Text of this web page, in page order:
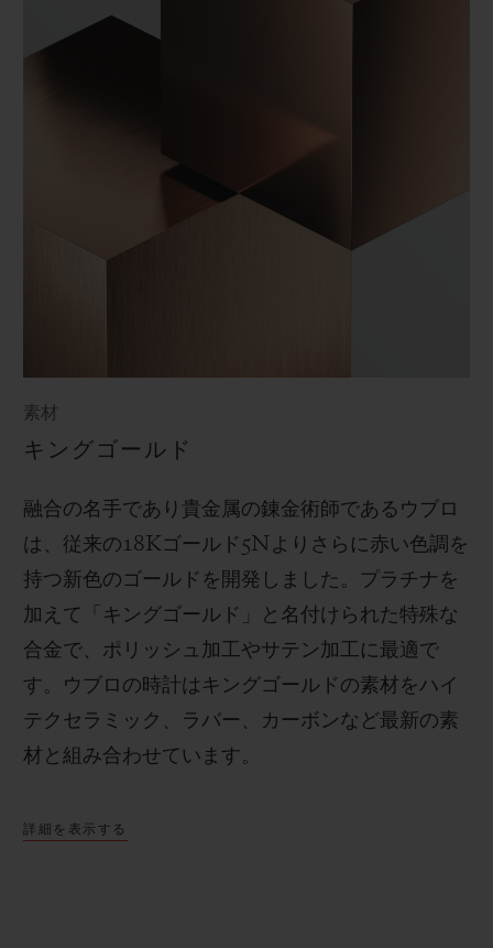
素材
キングゴールド
融合の名手であり貴金属の錬金術師であるウブロ
は、従来の18Kゴールド 5N よりさらに赤い色調を
持つ新色のゴールドを開発しました。プラチナを
加えて「キングゴールド」と名付けられた特殊な
合金で、ポリッシュ加工やサテン加工に最適で
す。 ウブロの時計はキングゴールドの素材をハイ
テクセラミック、ラバー、カーボンなど最新の素
材と組み合わせています。
詳細を表示する